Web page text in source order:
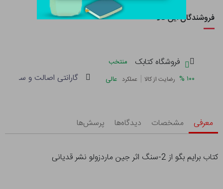
فروشندگان این کالا
فروشگاه کتابک
منتخب
۱۰۰ % رضایت از کالا | عملکرد عالی گارانتی اصالت و سلامت
معرفی مشخصات دیدگاه‌ها پرسش‌ها
کتاب برایم بگو از 2-سنگ اثر جین ماردزولو نشر قدیانی